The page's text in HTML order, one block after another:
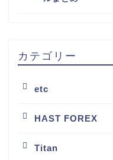
カテゴリー
etc
HAST FOREX
Titan